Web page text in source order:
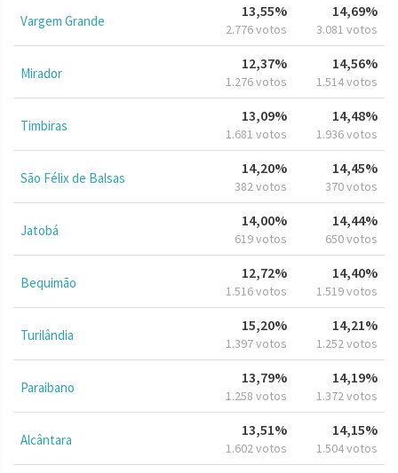
Vargem Grande
13,55%
2.776 votos
14,69%
3.081 votos
Mirador
12,37%
1.276 votos
14,56%
1.514 votos
Timbiras
13,09%
1.681 votos
14,48%
1.936 votos
São Félix de Balsas
14,20%
382 votos
14,45%
370 votos
Jatobá
14,00%
619 votos
14,44%
650 votos
Bequimão
12,72%
1.516 votos
14,40%
1.519 votos
Turilândia
15,20%
1.397 votos
14,21%
1.252 votos
Paraibano
13,79%
1.258 votos
14,19%
1.372 votos
Alcântara
13,51%
1.602 votos
14,15%
1.504 votos